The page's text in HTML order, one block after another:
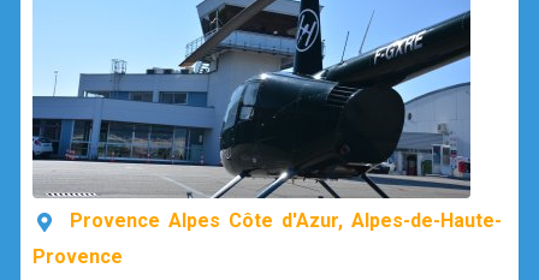
Provence Alpes Côte d'Azur, Alpes-de-Haute-
Provence